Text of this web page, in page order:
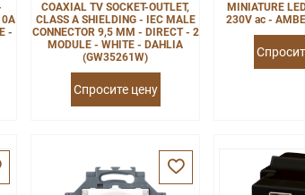
-
COAXIAL TV SOCKET-OUTLET,
CLASS A SHIELDING - IEC MALE
CONNECTOR 9,5 MM - DIRECT - 2
MODULE - WHITE - DAHLIA
(GW35261W)
Спросите цену
MINIATURE
230V ac -